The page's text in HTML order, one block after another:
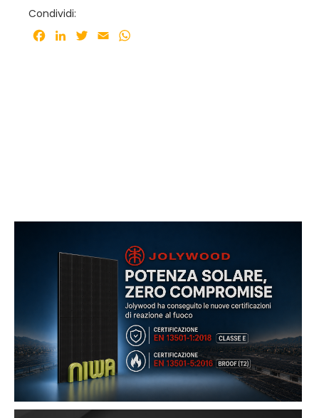
Condividi:
Facebook
LinkedInTwitter
Email